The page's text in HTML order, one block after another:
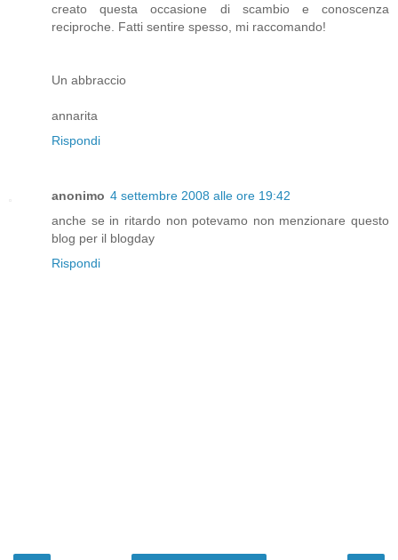
creato questa occasione di scambio e conoscenza
reciproche. Fatti sentire spesso, mi raccomando!
Un abbraccio
annarita
Rispondi
anonimo 4 settembre 2008 alle ore 19:42
anche se in ritardo non potevamo non menzionare questo
blog per il blogday
Rispondi